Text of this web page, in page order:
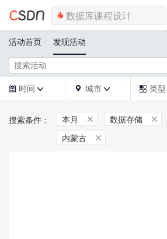
活动首页 发现活动
 时间   城市   类型
本月  数据存储 
内蒙古 